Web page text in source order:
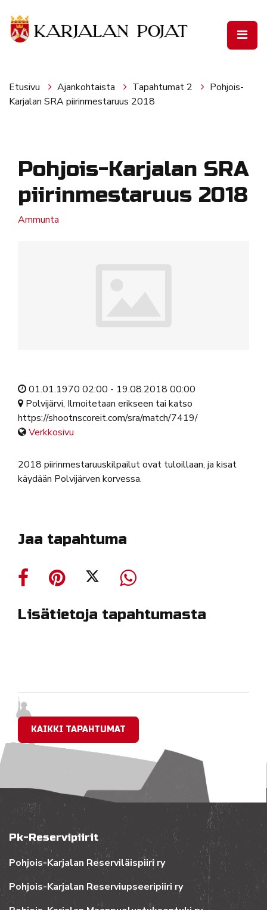
Etusivu Ajankohtaista Tapahtumat 2
Pohjois-
Karjalan SRA piirinmestaruus 2018
Pohjois-Karjalan SRA
piirinmestaruus 2018
Ammunta
01.01.1970 02:00 - 19.08.2018 00:00
Polvijärvi, Ilmoitetaan erikseen tai katso
https://shootnscoreit.com/sra/match/7419/
Verkkosivu
2018 piirinmestaruuskilpailut ovat tuloillaan, ja kisat
käydään Polvijärven korvessa.
Jaa tapahtuma
Lisätietoja tapahtumasta
KAIKKI TAPAHTUMAT
Pk-Reservipiirit
Pohjois-Karjalan Reserviläispiiri ry
Pohjois-Karjalan Reserviupseeripiiri ry